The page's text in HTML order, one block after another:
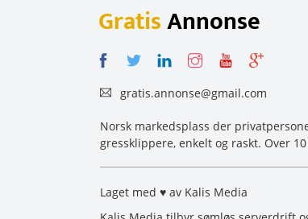
GratisAnnonse
gratis.annonse@gmail.com
Norsk markedsplass der
gressklippere, enkelt og raskt. Over
Laget med ♥ av Kalis Media